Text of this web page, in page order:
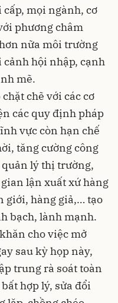
cấp, mọi ngành, cơ
phương châm
nữa môi trường
hội nhập, cạnh
mẽ.
chẽ với các cơ
các quy định pháp
vực còn hạn chế
tăng cường công
lý thị trường,
lận xuất xứ hàng
giới, hàng giả,… tạo
bạch, lành mạnh.
cho việc mở
sau kỳ họp này,
trung rà soát toàn
hợp lý, sửa đổi